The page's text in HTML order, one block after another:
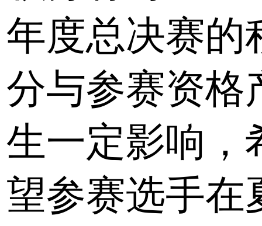
年度总决赛的
分与参赛资格
生一定影响，
望参赛选手在